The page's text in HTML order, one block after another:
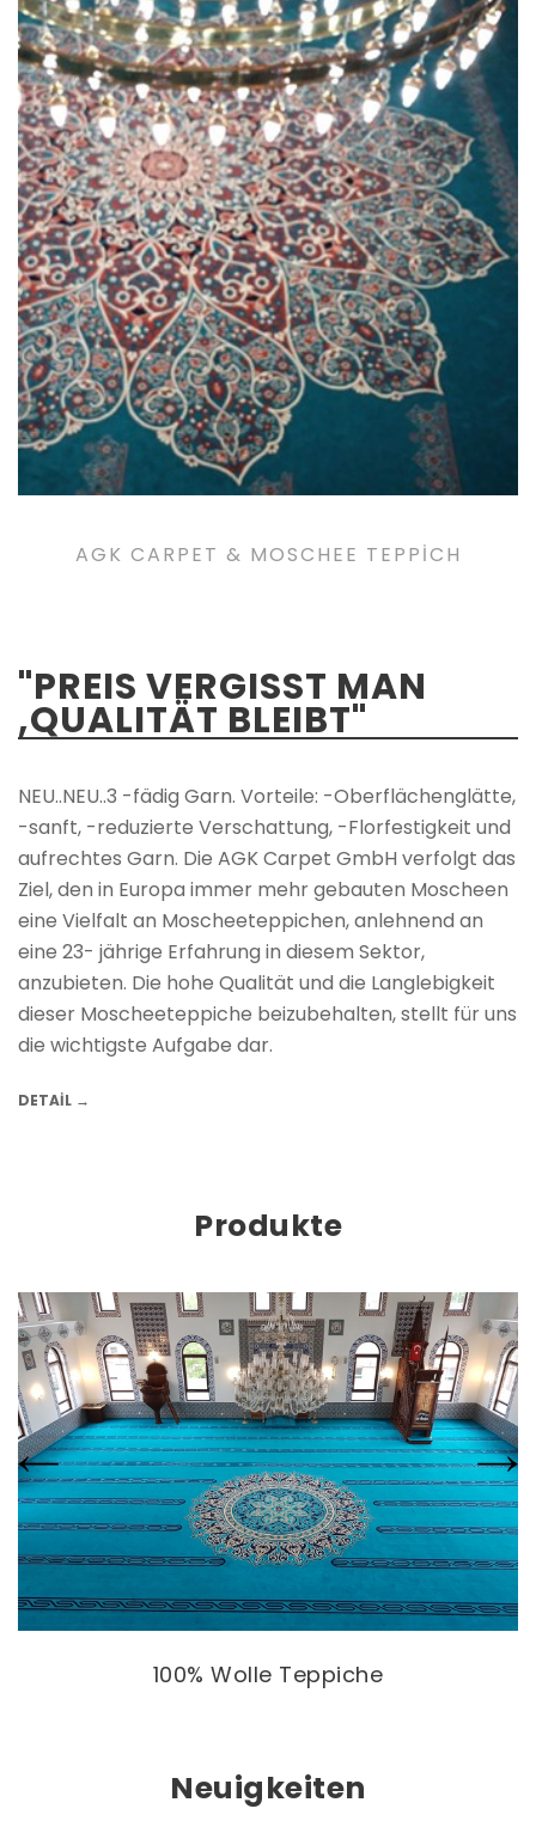
AGK CARPET & MOSCHEE TEPPICH
"PREIS VERGISST MAN
,QUALITÄT BLEIBT"
NEU..NEU..3 -fädig Garn. Vorteile: -Oberflächenglätte,
-sanft, -reduzierte Verschattung, -Florfestigkeit und
aufrechtes Garn. Die AGK Carpet GmbH verfolgt das
Ziel, den in Europa immer mehr gebauten Moscheen
eine Vielfalt an Moscheeteppichen, anlehnend an
eine 23- jährige Erfahrung in diesem Sektor,
anzubieten. Die hohe Qualität und die Langlebigkeit
dieser Moscheeteppiche beizubehalten, stellt für uns
die wichtigste Aufgabe dar.
DETAIL →
Produkte
100% Wolle Teppiche
Neuigkeiten